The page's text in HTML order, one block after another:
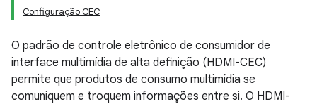
Configuração CEC
O padrão de controle eletrônico de consumidor de
interface multimídia de alta definição (HDMI-CEC)
permite que produtos de consumo multimídia se
comuniquem e troquem informações entre si. O HDMI-